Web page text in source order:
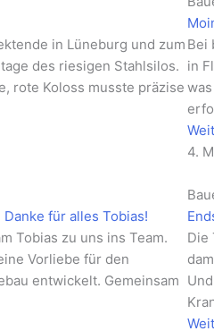
in Lüneburg und zum
des riesigen Stahlsilos.
rote Koloss musste präzise
Bei
in
4.
für alles Tobias!
Tobias zu uns ins Team.
Vorliebe für den
entwickelt. Gemeinsam
Die